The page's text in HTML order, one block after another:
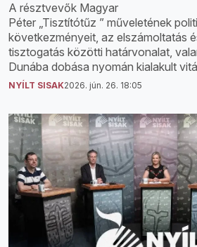
A résztvevők Magyar
Péter „Tisztítótűz ” műveletének
következményeit, az elszámoltatás
tisztogatás közötti határvonalat,
Dunába dobása nyomán kialakult
NYÍLT SISAK2026. jún. 26. 18:05